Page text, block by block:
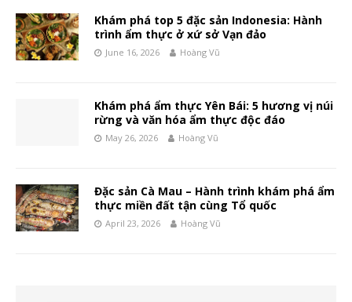
Khám phá top 5 đặc sản Indonesia: Hành
trình ẩm thực ở xứ sở Vạn đảo
June 16, 2026 Hoàng Vũ
Khám phá ẩm thực Yên Bái: 5 hương vị núi
rừng và văn hóa ẩm thực độc đáo
May 26, 2026 Hoàng Vũ
Đặc sản Cà Mau – Hành trình khám phá ẩm
thực miền đất tận cùng Tổ quốc
April 23, 2026 Hoàng Vũ